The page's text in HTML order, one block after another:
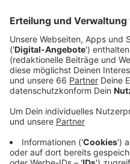
Anzeige
Finger auf dem Klo
Dienstunfall
Ein Polizist hat sich im
den Finger eingeklemmt